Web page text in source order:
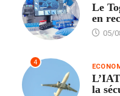
Le
en
05/
4
la